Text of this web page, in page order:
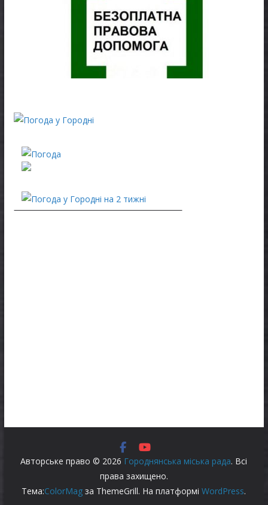
Авторське право © 2026 Городнянська міська рада. Всі
права захищено.
Тема:ColorMag за ThemeGrill. На платформіWordPress.